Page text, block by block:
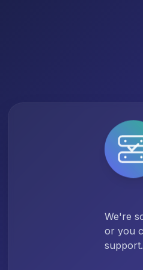
We're
or you
support.